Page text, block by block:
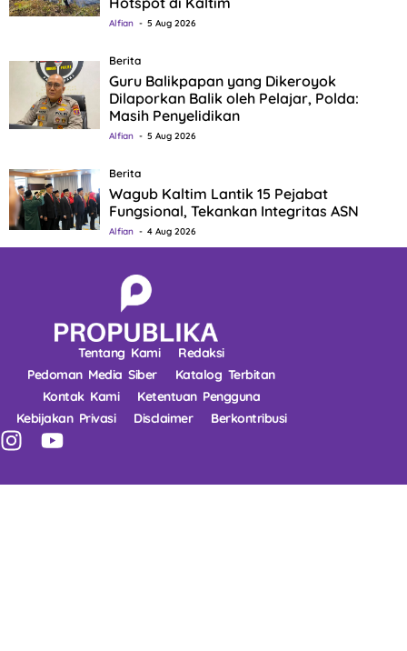
Alfian 5 Aug 2026
Berita
Guru Balikpapan yang Dikeroyok
Dilaporkan Balik oleh Pelajar, Polda:
Masih Penyelidikan
Alfian 5 Aug 2026
Berita
Wagub Kaltim Lantik 15 Pejabat
Fungsional, Tekankan Integritas ASN
Alfian 4 Aug 2026
Tentang Kami
Redaksi
Pedoman Media Siber
Katalog Terbitan
Kontak Kami
Ketentuan Pengguna
Kebijakan Privasi
Disclaimer Berkontribusi